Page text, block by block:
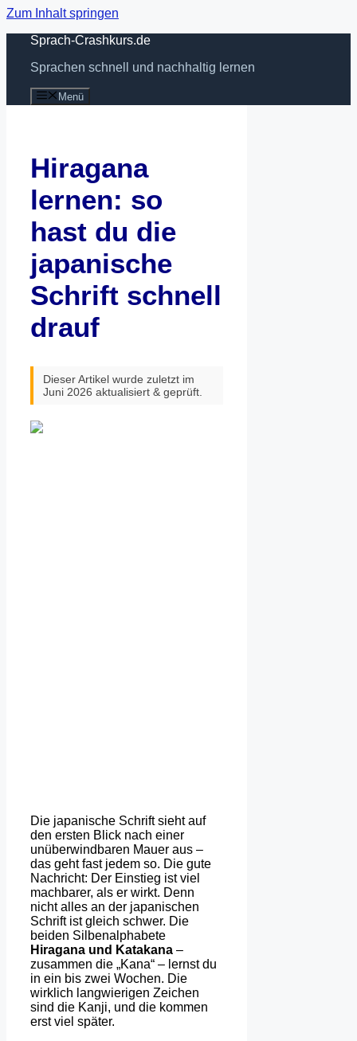
Zum Inhalt springen
Sprach-Crashkurs.de
Sprachen schnell und nachhaltig lernen
Menü
Hiragana
lernen: so
hast du die
japanische
Schrift schnell
drauf
Dieser Artikel wurde zuletzt im
Juni 2026 aktualisiert & geprüft.
Die japanische Schrift sieht auf
den ersten Blick nach einer
unüberwindbaren Mauer aus –
das geht fast jedem so. Die gute
Nachricht: Der Einstieg ist viel
machbarer, als er wirkt. Denn
nicht alles an der japanischen
Schrift ist gleich schwer. Die
beiden Silbenalphabete
Hiragana und Katakana –
zusammen die „Kana“ – lernst du
in ein bis zwei Wochen. Die
wirklich langwierigen Zeichen
sind die Kanji, und die kommen
erst viel später.